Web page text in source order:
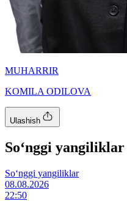
MUHARRIR
KOMILA ODILOVA
Ulashish
So‘nggi yangiliklar
So‘nggi yangiliklar
08.08.2026
22:50